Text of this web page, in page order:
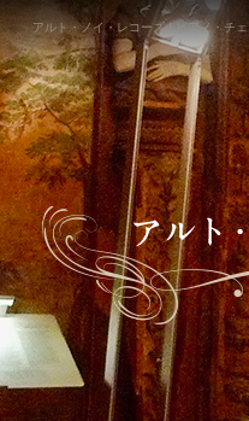
アルト・ノイ・レコーズ | ピアノ・チ